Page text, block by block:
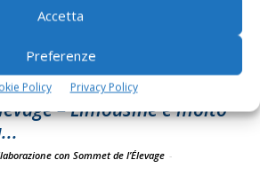
Accetta
Preferenze
Policy Privacy Policy
– Limousine e molto
con Sommet de l’Élevage -